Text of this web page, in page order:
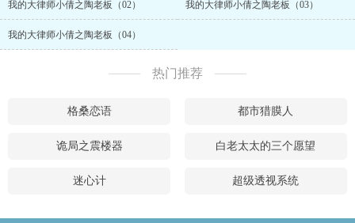
我的大律师小倩之陶老板（02） 我的大律师小倩之陶老板（03）
我的大律师小倩之陶老板（04）
热门推荐
格桑恋语 都市猎膜人
诡局之震楼器 白老太太的三个愿望
迷心计 超级透视系统